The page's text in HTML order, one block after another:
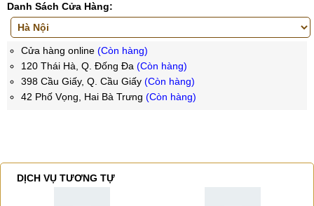
Danh Sách Cửa Hàng:
Cửa hàng online (Còn hàng)
120 Thái Hà, Q. Đống Đa (Còn hàng)
398 Cầu Giấy, Q. Cầu Giấy (Còn hàng)
42 Phố Vọng, Hai Bà Trưng (Còn hàng)
DỊCH VỤ TƯƠNG TỰ